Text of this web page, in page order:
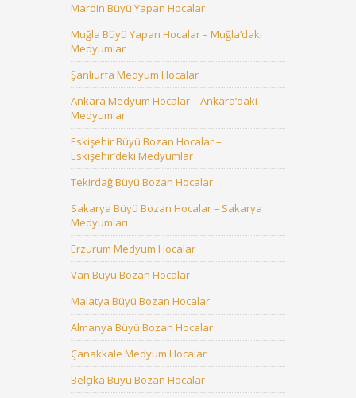
Mardin Büyü Yapan Hocalar
Muğla Büyü Yapan Hocalar – Muğla’daki
Medyumlar
Şanlıurfa Medyum Hocalar
Ankara Medyum Hocalar – Ankara’daki
Medyumlar
Eskişehir Büyü Bozan Hocalar –
Eskişehir’deki Medyumlar
Tekirdağ Büyü Bozan Hocalar
Sakarya Büyü Bozan Hocalar – Sakarya
Medyumları
Erzurum Medyum Hocalar
Van Büyü Bozan Hocalar
Malatya Büyü Bozan Hocalar
Almanya Büyü Bozan Hocalar
Çanakkale Medyum Hocalar
Belçika Büyü Bozan Hocalar